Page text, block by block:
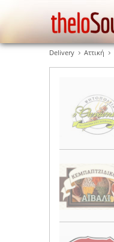
Delivery Αττική